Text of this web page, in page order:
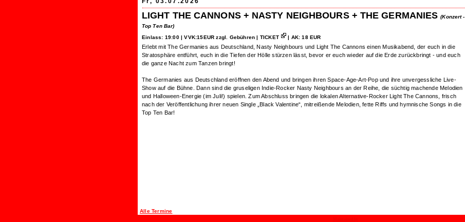
LIGHT THE CANNONS + NASTY NEIGHBOURS + THE GERMANIES(Konzert -
Top Ten Bar)
Einlass: 19:00 |VVK:15EUR zzgl. Gebühren | TICKET | AK: 18 EUR
Erlebt mit The Germanies aus Deutschland, Nasty Neighbours und Light The Cannons einen Musikabend, der euch in die
Stratosphäre entführt, euch in die Tiefen der Hölle stürzen lässt, bevor er euch wieder auf die Erde zurückbringt - und euch
die ganze Nacht zum Tanzen bringt!
The Germanies aus Deutschland eröffnen den Abend und bringen ihren Space-Age-Art-Pop und ihre unvergessliche Live-
Show auf die Bühne. Dann sind die gruseligen Indie-Rocker Nasty Neighbours an der Reihe, die süchtig machende Melodien
und Halloween-Energie (im Juli!) spielen. Zum Abschluss bringen die lokalen Alternative-Rocker Light The Cannons, frisch
nach der Veröffentlichung ihrer neuen Single „Black Valentine“, mitreißende Melodien, fette Riffs und hymnische Songs in die
Top Ten Bar!
Alle Termine